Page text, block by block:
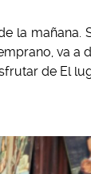
la mañana.
va a
de El